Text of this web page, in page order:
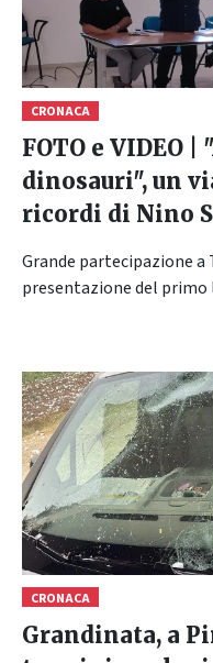
CRONACA
FOTO e VIDEO |
dinosauri", un
ricordi di Nino
Grande partecipazione a
presentazione del
CRONACA
Grandinata, a